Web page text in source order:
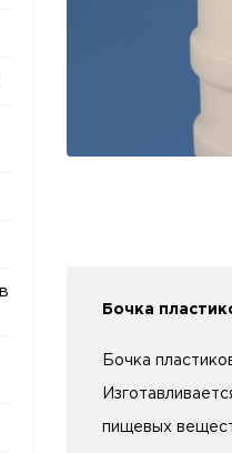
Бочка
Бочка
пищевых